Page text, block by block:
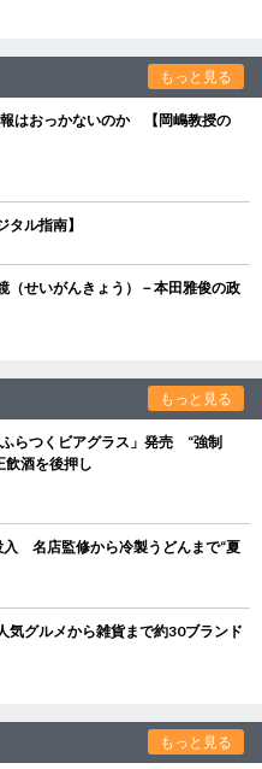
もっと見る
はおっかないのか 【岡嶋教授の
ル指南】
せいがんきょう）－本田雅俊の政
もっと見る
らつくビアグラス」発売 “強制
飲酒を後押し
入 名店監修から冷製うどんまで“夏
グルメから雑貨まで約30ブランド
もっと見る